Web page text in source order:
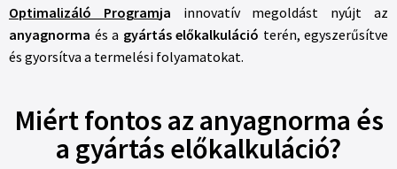
Optimalizáló Programja innovatív megoldást nyújt az
anyagnorma és a gyártás előkalkuláció terén, egyszerűsítve
és gyorsítva a termelési folyamatokat.
Miért fontos az anyagnorma és
a gyártás előkalkuláció?